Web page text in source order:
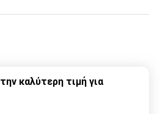
καλύτερη τιμή για